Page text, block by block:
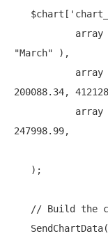
   $chart[
array
"March" ),
array
200088.34,
array
247998.99,
// Build the